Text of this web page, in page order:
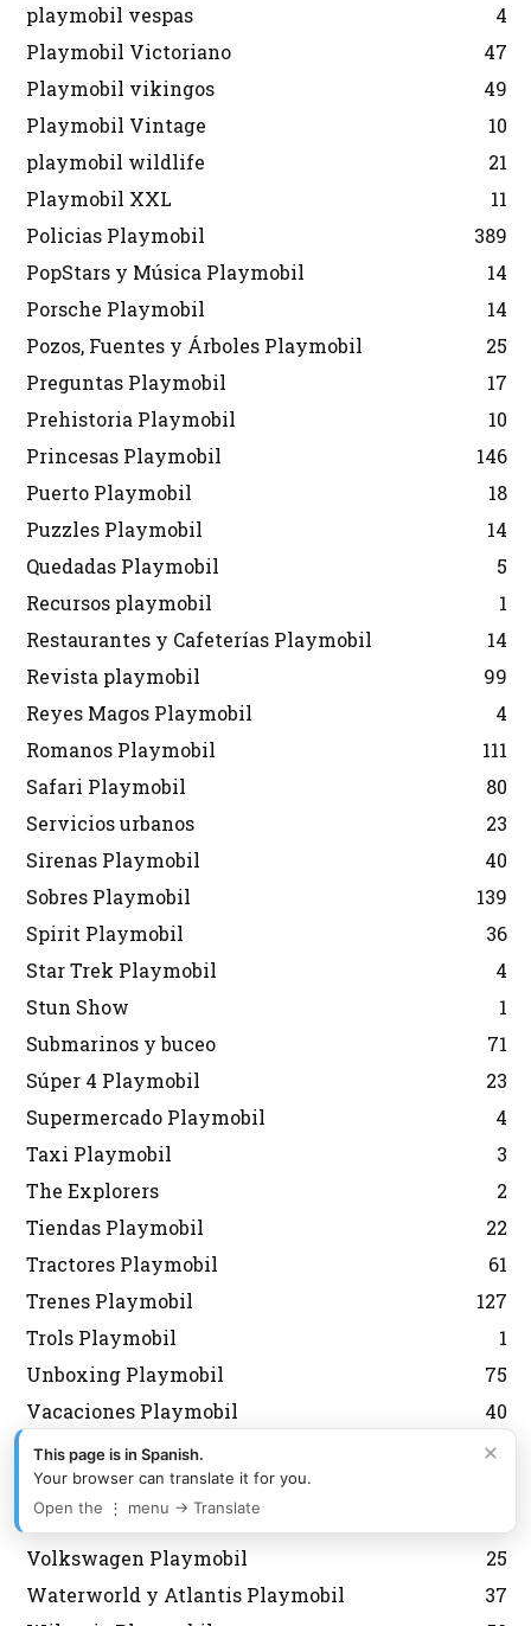
playmobil vespas
4
Playmobil Victoriano
47
Playmobil vikingos
49
Playmobil Vintage
10
playmobil wildlife
21
Playmobil XXL
11
Policias Playmobil
389
PopStars y Música Playmobil
14
Porsche Playmobil
14
Pozos, Fuentes y Árboles Playmobil
25
Preguntas Playmobil
17
Prehistoria Playmobil
10
Princesas Playmobil
146
Puerto Playmobil
18
Puzzles Playmobil
14
Quedadas Playmobil
5
Recursos playmobil
1
Restaurantes y Cafeterías Playmobil
14
Revista playmobil
99
Reyes Magos Playmobil
4
Romanos Playmobil
111
Safari Playmobil
80
Servicios urbanos
23
Sirenas Playmobil
40
Sobres Playmobil
139
Spirit Playmobil
36
Star Trek Playmobil
4
Stun Show
1
Submarinos y buceo
71
Súper 4 Playmobil
23
Supermercado Playmobil
4
Taxi Playmobil
3
The Explorers
2
Tiendas Playmobil
22
Tractores Playmobil
61
Trenes Playmobil
127
Trols Playmobil
1
Unboxing Playmobil
75
Vacaciones Playmobil
40
Van Gogh Playmobil
Verano y Playa Playmobil
Veterinario Playmobil
Volkswagen Playmobil
25
Waterworld y Atlantis Playmobil
37
×
This page is in Spanish.
Your browser can translate it for you.
Open the ⋮ menu → Translate